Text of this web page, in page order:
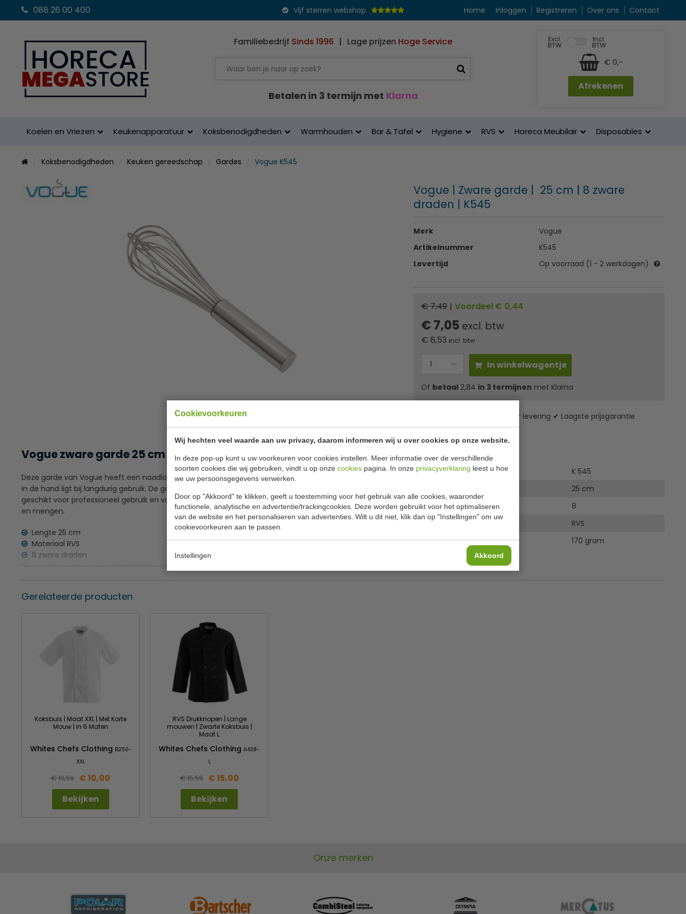
Cookievoorkeuren
Wij hechten veel waarde aan uw privacy, daarom informeren wij u over cookies op onze website.
In deze pop-up kunt u uw voorkeuren voor cookies instellen. Meer informatie over de verschillende
soorten cookies die wij gebruiken, vindt u op onze cookies pagina. In onze privacyverklaring leest u hoe
we uw persoonsgegevens verwerken.
Door op "Akkoord" te klikken, geeft u toestemming voor het gebruik van alle cookies, waaronder
functionele, analytische en advertentie/trackingcookies. Deze worden gebruikt voor het optimaliseren
van de website en het personaliseren van advertenties. Wilt u dit niet, klik dan op "Instellingen" om uw
cookievoorkeuren aan te passen.
Instellingen Akkoord
088 26 00 400 Vijf sterren webshop Home Inloggen Registreren Over ons Contact
Familiebedrijf Sinds 1996 | Lage prijzen Hoge Service
Betalen in 3 termijn met Klarna
Excl.
BTW
Incl.
BTW
€ 0,-
Afrekenen
Koelen en Vriezen Keukenapparatuur Koksbenodigdheden Warmhouden Bar & Tafel Hygiene RVS Horeca Meubilair Disposables
Koksbenodigdheden Keuken gereedschap Gardes Vogue K545
Vogue | Zware garde | 25 cm | 8 zware
draden | K545
Merk
Vogue
Artikelnummer
K545
Levertijd
Op voorraad (1 - 2 werkdagen)
€ 7,49 | Voordeel € 0,44
€ 7,05 excl. btw
€ 8,53 incl. btw
In winkelwagentje
Of betaal2,84 in 3 termijnen met Klarna
✔ Gratis verzending* ✔ 24 uur levering ✔ Laagste prijsgarantie
Vogue zware garde 25 cm
Deze garde van Vogue heeft een naadloos handvat, waardoor de garde hygiënischer is en comfortabeler
in de hand ligt bij langdurig gebruik. De garde is gemaakt van hoge kwaliteit RVS en daardoor zeer stevig en
geschikt voor professioneel gebruik en voor in huis. Met 8 zware draden om gemakkelijk te kunnen kloppen
en mengen.
Lengte 25 cm
Materiaal RVS
8 zware draden
Specificaties
Model
K 545
25 cm
Draden
8
Materiaal
RVS
Gewicht
170 gram
Gerelateerde producten
Koksbuis | Maat XXL | Met Korte
Mouw | In 6 Maten
Whites Chefs Clothing B250-
XXL
€ 10,59 € 10,00
Bekijken
RVS Drukknopen | Lange
mouwen | Zwarte Koksbuis |
Maat L
Whites Chefs Clothing A438-
L
€ 15,59
€ 15,00
Bekijken
Onze merken